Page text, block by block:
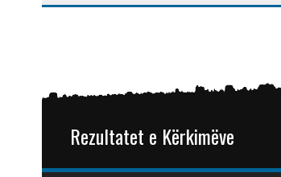
Rezultatet e Kërkimëve